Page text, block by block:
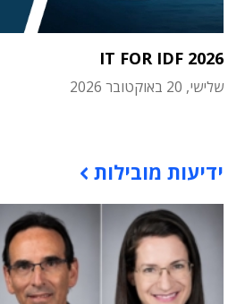
IT FOR IDF 2026
שלישי, 20 באוקטובר 2026
ידיעות מובילות